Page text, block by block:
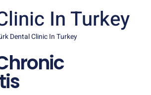
In Turkey
Dental Clinic In Turkey